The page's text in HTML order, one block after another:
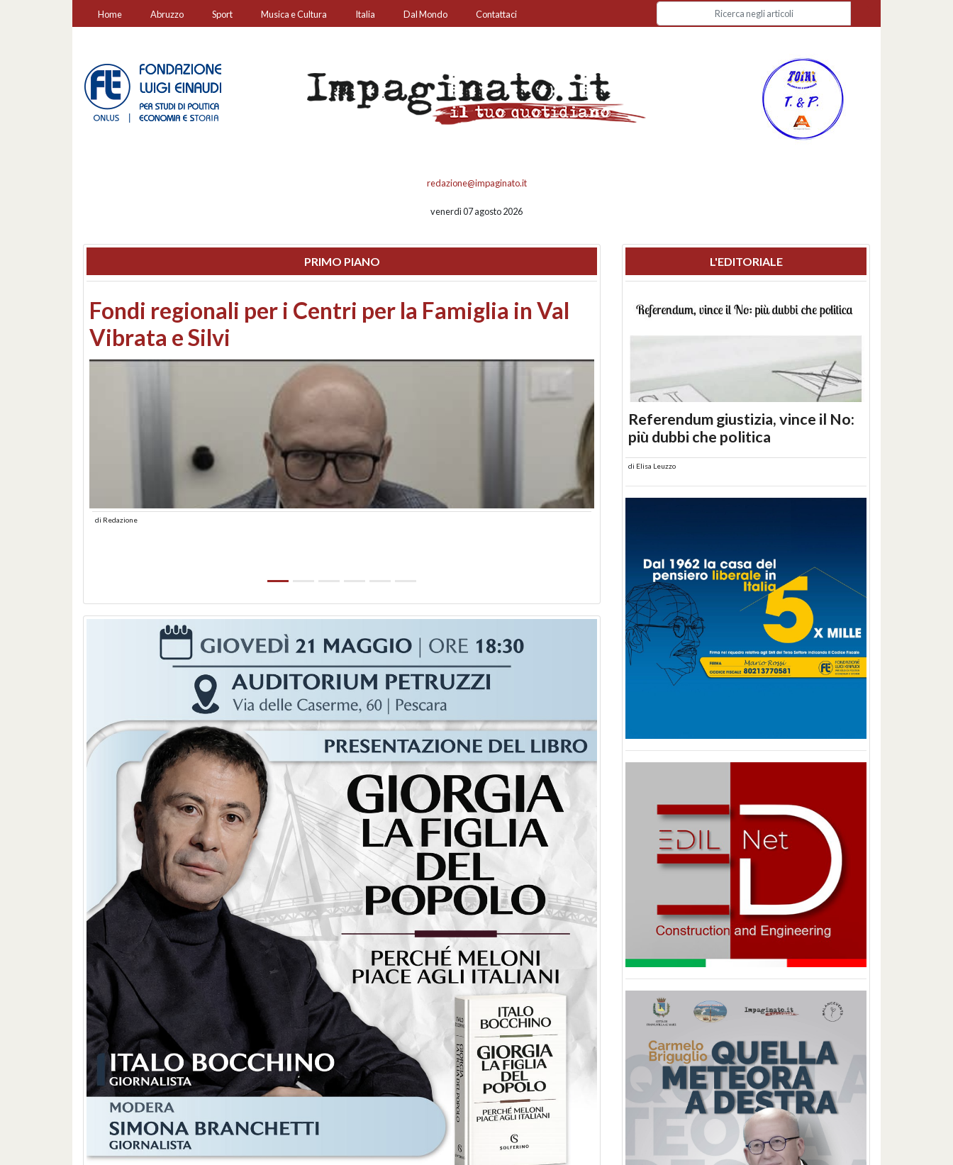
Home Abruzzo Sport Musica e Cultura Italia Dal Mondo Contattaci
redazione@impaginato.it
venerdì 07 agosto 2026
PRIMO PIANO
Montesilvano, sequestrato un chiosco sul
lungomare: contestati abusi edilizi e occupazione
abusiva
L'EDITORIALE
Referendum giustizia, vince il No:
più dubbi che politica
di Elisa Leuzzo